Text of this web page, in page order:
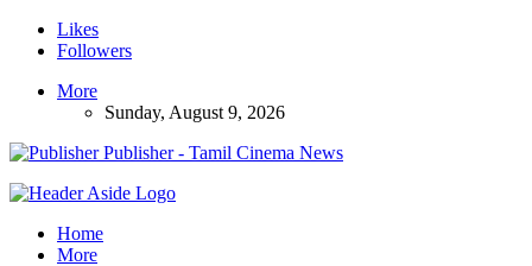
Likes
Followers
More
Sunday, August 9, 2026
Publisher - Tamil Cinema News
Home
More